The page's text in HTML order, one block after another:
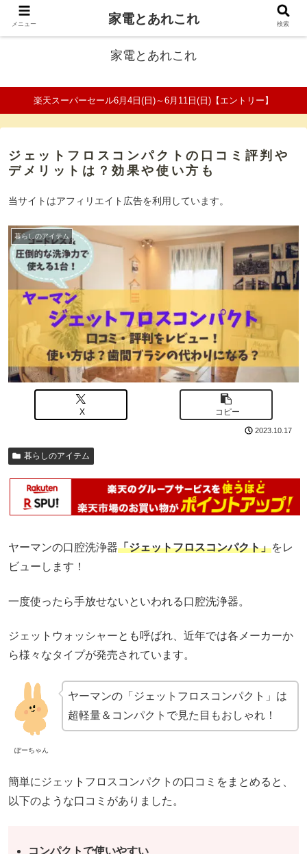
ファミリーの家電口コミ＆比較サイト
家電とあれこれ
楽天スーパーセール6月4日(日)～6月11日(日)【エントリー】
ジェットフロスコンパクトの口コミ評判や
デメリットは？効果や使い方も
当サイトはアフィリエイト広告を利用しています。
暮らしのアイテム
X コピー
2023.10.17
暮らしのアイテム
ヤーマンの口腔洗浄器「ジェットフロスコンパクト」をレ
ビューします！
一度使ったら手放せないといわれる口腔洗浄器。
ジェットウォッシャーとも呼ばれ、近年では各メーカーか
ら様々なタイプが発売されています。
ぽーちゃん
ヤーマンの「ジェットフロスコンパクト」は
超軽量＆コンパクトで見た目もおしゃれ！
簡単にジェットフロスコンパクトの口コミをまとめると、
以下のような口コミがありました。
コンパクトで使いやすい
メニュー 家電とあれこれ 検索